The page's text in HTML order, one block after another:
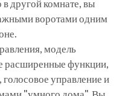
в другой комнате, вы
воротами одним
модель
расширенные функции,
голосовое управление и